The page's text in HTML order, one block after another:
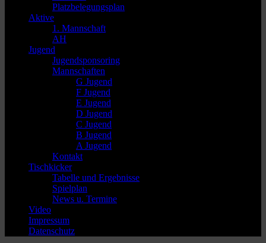
Platzbelegungsplan
Aktive
1. Mannschaft
AH
Jugend
Jugendsponsoring
Mannschaften
G Jugend
F Jugend
E Jugend
D Jugend
C Jugend
B Jugend
A Jugend
Kontakt
Tischkicker
Tabelle und Ergebnisse
Spielplan
News u. Termine
Video
Impressum
Datenschutz